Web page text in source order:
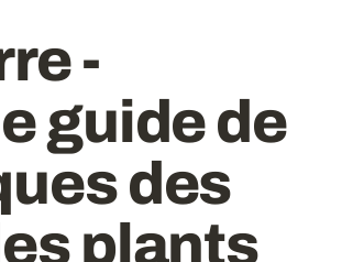
-
guide de
des
plants